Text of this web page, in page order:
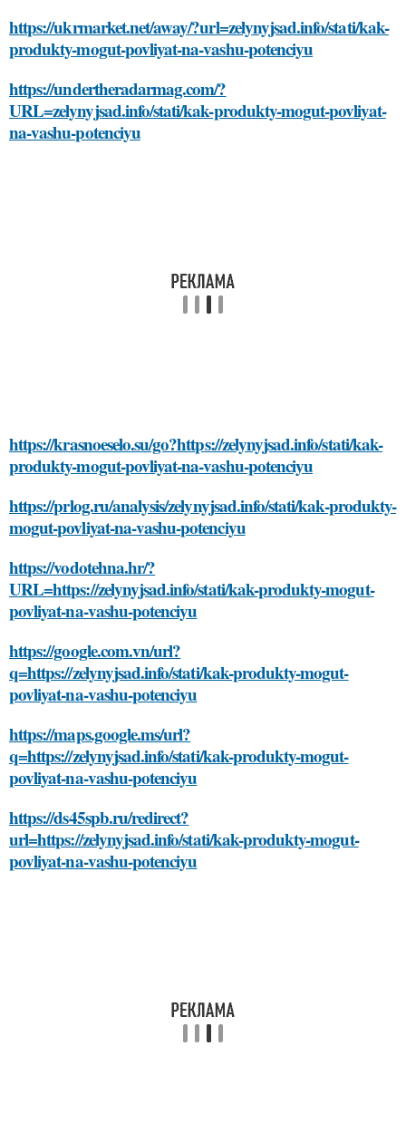
https://ukrmarket.net/away/?url=zelynyjsad.info/stati/kak-
produkty-mogut-povliyat-na-vashu-potenciyu
https://undertheradarmag.com/?
URL=zelynyjsad.info/stati/kak-produkty-mogut-povliyat-
na-vashu-potenciyu
https://krasnoeselo.su/go?https://zelynyjsad.info/stati/kak-
produkty-mogut-povliyat-na-vashu-potenciyu
https://prlog.ru/analysis/zelynyjsad.info/stati/kak-produkty-
mogut-povliyat-na-vashu-potenciyu
https://vodotehna.hr/?
URL=https://zelynyjsad.info/stati/kak-produkty-mogut-
povliyat-na-vashu-potenciyu
https://google.com.vn/url?
q=https://zelynyjsad.info/stati/kak-produkty-mogut-
povliyat-na-vashu-potenciyu
https://maps.google.ms/url?
q=https://zelynyjsad.info/stati/kak-produkty-mogut-
povliyat-na-vashu-potenciyu
https://ds45spb.ru/redirect?
url=https://zelynyjsad.info/stati/kak-produkty-mogut-
povliyat-na-vashu-potenciyu